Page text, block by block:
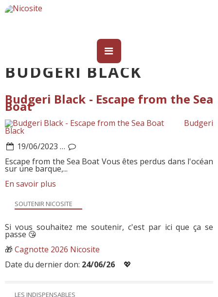
BUDGERI BLACK
Budgeri Black - Escape from the Sea
Boat
Budgeri
Black
19/06/2023 …
Escape from the Sea Boat Vous êtes perdus dans l'océan
sur une barque,...
En savoir plus
LES INDISPENSABLES
SOUTENIR NICOSITE
Si vous souhaitez me soutenir, c'est par ici que ça se
passe 😘
🎁 Cagnotte 2026 Nicosite
Date du dernier don: 24/06/26 💖